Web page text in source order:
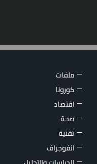
ملفات
كورونا
اقتصاد
صحة
تقنية
انفوجراف